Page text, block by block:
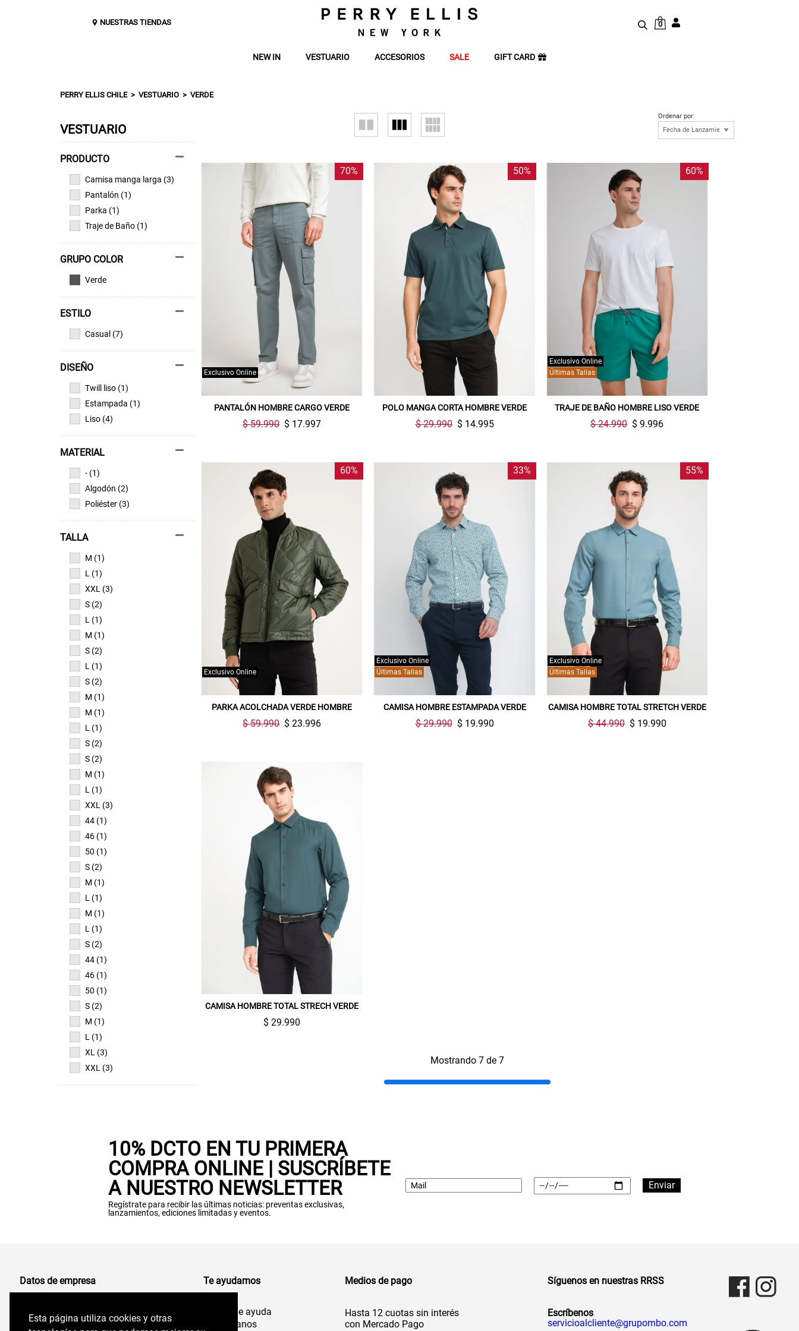
Esta página utiliza cookies y otras
Esta página utiliza cookies y otras
NUESTRAS TIENDAS 0
NEW IN VESTUARIO ACCESORIOS SALE GIFT CARD
PERRY ELLIS CHILE VESTUARIO VERDE
VESTUARIO
Camisa manga larga (3)
Pantalón (1)
Parka (1)
Traje de Baño (1)
GRUPO COLOR
Verde
ESTILO
Casual (7)
DISEÑO
Twill liso (1)
Estampada (1)
Liso (4)
MATERIAL
- (1)
Algodón (2)
Poliéster (3)
TALLA
M (1)
L (1)
XXL (3)
S (2)
L (1)
M (1)
S (2)
L (1)
S (2)
M (1)
M (1)
L (1)
S (2)
S (2)
M (1)
L (1)
XXL (3)
44 (1)
46 (1)
50 (1)
S (2)
M (1)
L (1)
M (1)
L (1)
S (2)
44 (1)
46 (1)
50 (1)
S (2)
M (1)
L (1)
XL (3)
XXL (3)
Ordenar por:
70%
Exclusivo Online
PANTALÓN HOMBRE CARGO VERDE
$ 59.990 $ 17.997
50%
POLO MANGA CORTA HOMBRE VERDE
$ 29.990 $ 14.995
60%
Últimas Tallas
Exclusivo Online
TRAJE DE BAÑO HOMBRE LISO VERDE
$ 24.990 $ 9.996
60%
Exclusivo Online
PARKA ACOLCHADA VERDE HOMBRE
$ 59.990 $ 23.996
33%
Últimas Tallas
Exclusivo Online
CAMISA HOMBRE ESTAMPADA VERDE
$ 29.990 $ 19.990
55%
Últimas Tallas
Exclusivo Online
CAMISA HOMBRE TOTAL STRETCH VERDE
$ 44.990 $ 19.990
CAMISA HOMBRE TOTAL STRECH VERDE
$ 29.990
Mostrando 7 de 7
10% DCTO EN TU PRIMERA
COMPRA ONLINE | SUSCRÍBETE
A NUESTRO NEWSLETTER
Regístrate para recibir las últimas noticias: preventas exclusivas,
lanzamientos, ediciones limitadas y eventos.
Gracias por inscribirte!
Aquí esta tu cupón, usalo en tu siguiente
compra. Valido por 72 hrs.
Datos de empresa
Comercializadora de Vestuario S.A
96.554.710-K
Te ayudamos
Centro de ayuda
Contáctanos
Medios de pago
Hasta 12 cuotas sin interés
con Mercado Pago
Síguenos en nuestras RRSS
Escríbenos
servicioalcliente@grupombo.com